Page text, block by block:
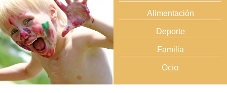
Alimentación
Deporte
Familia
Ocio